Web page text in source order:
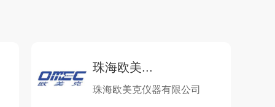
珠海欧美...
珠海欧美克仪器有限公司